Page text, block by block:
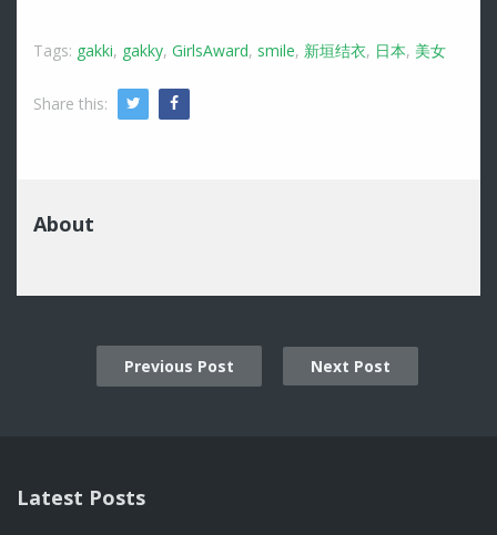
Tags: gakki, gakky, GirlsAward, smile, 新垣结衣, 日本, 美女
Share this: Twitter
About
Previous Post Next Post
Latest Posts